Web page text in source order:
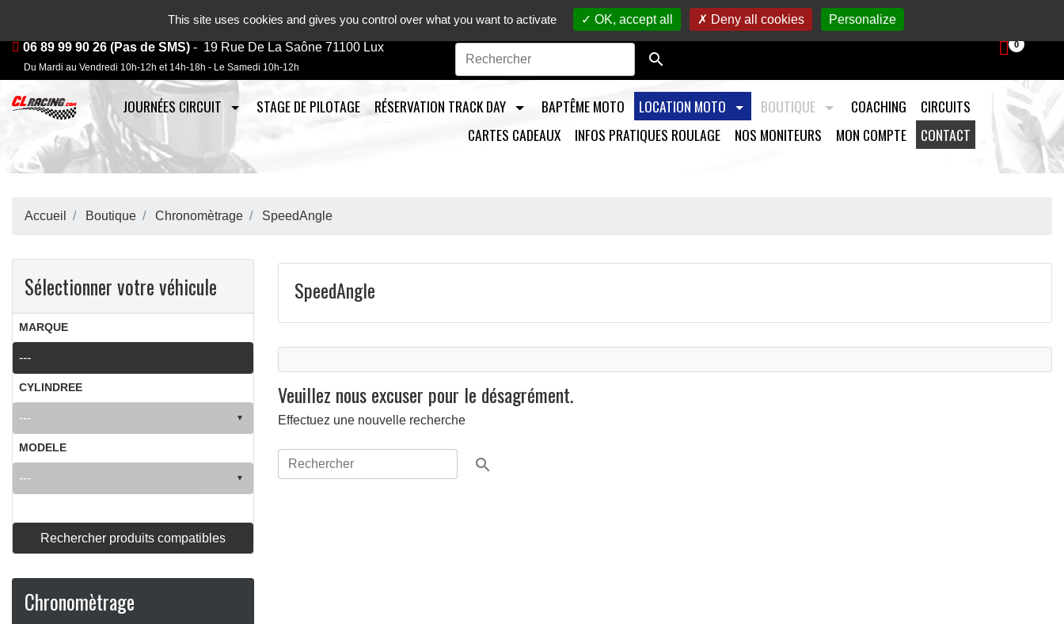
Journées, stages et baptêmes moto sur circuit /Vente en ligne de pièces détachées moto / Maintenance et préparation moto.
06 89 99 90 26 (Pas de SMS) - 19 Rue De La Saône 71100 Lux
Du Mardi au Vendredi 10h-12h et 14h-18h - Le Samedi 10h-12h 
0
JOURNÉES CIRCUIT STAGE DE PILOTAGE RÉSERVATION TRACK DAY BAPTÊME MOTO LOCATION MOTO BOUTIQUE COACHING
CIRCUITS
CARTES CADEAUX
INFOS PRATIQUES ROULAGE NOS MONITEURS MON COMPTE CONTACT
Accueil Boutique Chronomètrage SpeedAngle
Sélectionner votre véhicule
MARQUE
CYLINDREE
MODELE
Rechercher produits compatibles
Chronomètrage
SpeedAngle
Veuillez nous excuser pour le désagrément.
Effectuez une nouvelle recherche

This site uses cookies and gives you control over what you want to activate OK, accept all Deny all cookies Personalize